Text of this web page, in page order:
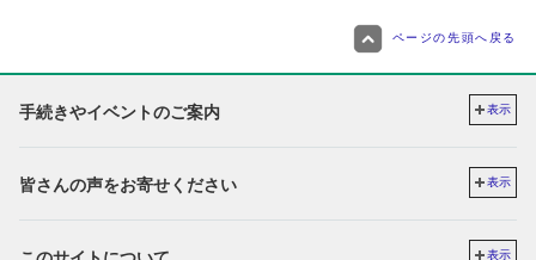
ページの先頭へ戻る
手続きやイベントのご案内 表示
皆さんの声をお寄せください 表示
表示